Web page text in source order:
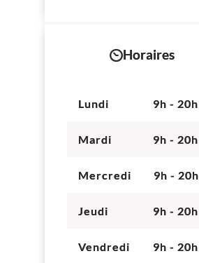
Horaires
Lundi 9h - 20h
Mardi 9h - 20h
Mercredi 9h - 20h
Jeudi 9h - 20h
Vendredi 9h - 20h